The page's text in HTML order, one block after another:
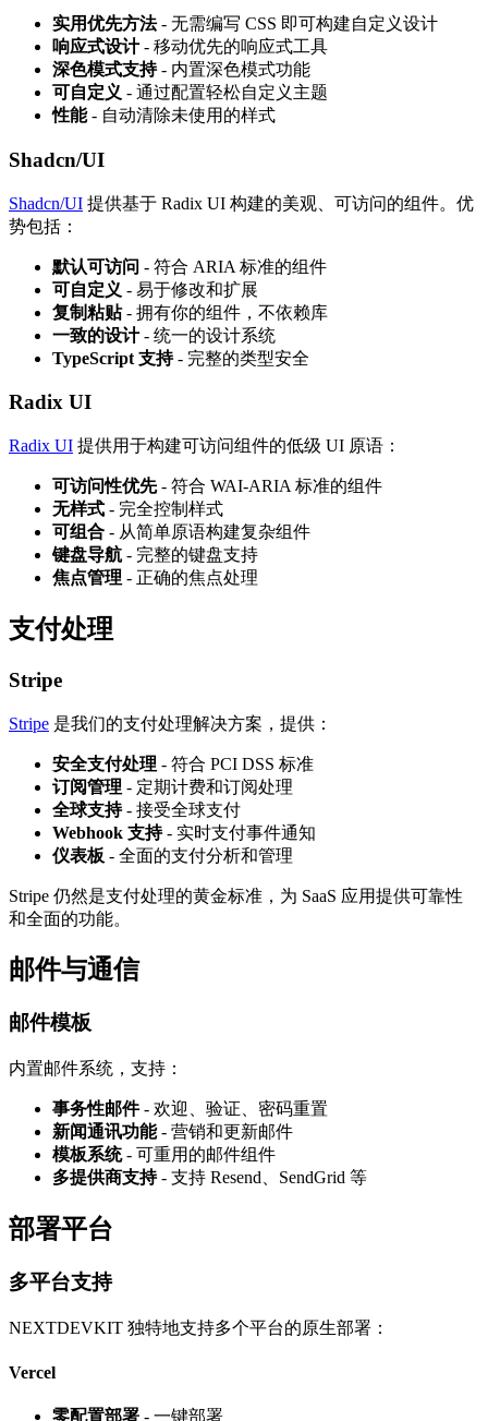
实用优先方法- 无需编写 CSS 即可构建自定义设计
响应式设计- 移动优先的响应式工具
深色模式支持- 内置深色模式功能
可自定义 - 通过配置轻松自定义主题
性能- 自动清除未使用的样式
Shadcn/UI
Shadcn/UI 提供基于 Radix UI 构建的美观、可访问的组件。优
势包括：
默认可访问 - 符合 ARIA 标准的组件
可自定义 - 易于修改和扩展
复制粘贴- 拥有你的组件，不依赖库
一致的设计- 统一的设计系统
TypeScript 支持- 完整的类型安全
Radix UI
Radix UI 提供用于构建可访问组件的低级 UI 原语：
可访问性优先- 符合 WAI-ARIA 标准的组件
无样式 - 完全控制样式
可组合 - 从简单原语构建复杂组件
键盘导航 - 完整的键盘支持
焦点管理 - 正确的焦点处理
支付处理
Stripe
Stripe 是我们的支付处理解决方案，提供：
安全支付处理 - 符合 PCI DSS 标准
订阅管理 - 定期计费和订阅处理
全球支持- 接受全球支付
Webhook 支持- 实时支付事件通知
仪表板 - 全面的支付分析和管理
Stripe 仍然是支付处理的黄金标准，为 SaaS 应用提供可靠性
和全面的功能。
邮件与通信
邮件模板
内置邮件系统，支持：
事务性邮件- 欢迎、验证、密码重置
新闻通讯功能- 营销和更新邮件
模板系统- 可重用的邮件组件
多提供商支持- 支持 Resend、SendGrid 等
部署平台
多平台支持
NEXTDEVKIT 独特地支持多个平台的原生部署：
Vercel
零配置部署 - 一键部署